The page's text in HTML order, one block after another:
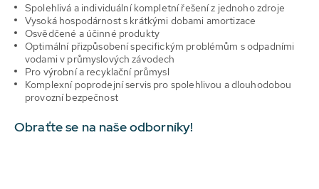
Spolehlivá a individuální kompletní řešení z jednoho zdroje
Vysoká hospodárnost s krátkými dobami amortizace
Osvědčené a účinné produkty
Optimální přizpůsobení specifickým problémům s odpadními
vodami v průmyslových závodech
Pro výrobní a recyklační průmysl
Komplexní poprodejní servis pro spolehlivou a dlouhodobou
provozní bezpečnost
Obraťte se na naše odborníky!